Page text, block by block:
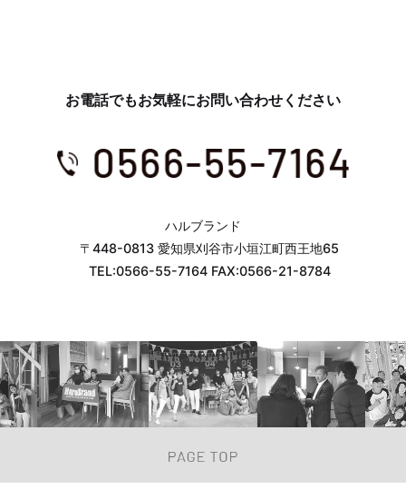
お電話でもお気軽にお問い合わせください
ハルブランド
〒448-0813 愛知県刈谷市小垣江町西王地65
TEL:0566-55-7164 FAX:0566-21-8784